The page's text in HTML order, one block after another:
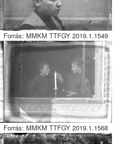
Forrás: MMKM TTFGY 2019.1.1549
Forrás: MMKM TTFGY 2019.1.1568